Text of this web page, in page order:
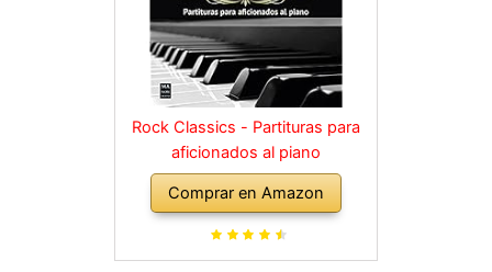
Rock Classics - Partituras para
aficionados al piano
Comprar en Amazon